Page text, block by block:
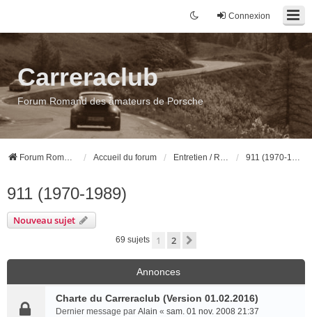
Connexion
Carreraclub
Forum Romand des amateurs de Porsche
Forum Romand des amateurs de Porsche Accueil du forum Entretien / Réparation / Préparation 911 (1970-1989)
911 (1970-1989)
Nouveau sujet
69 sujets 1 2
Annonces
Charte du Carreraclub (Version 01.02.2016)
Dernier message par Alain « sam. 01 nov. 2008 21:37